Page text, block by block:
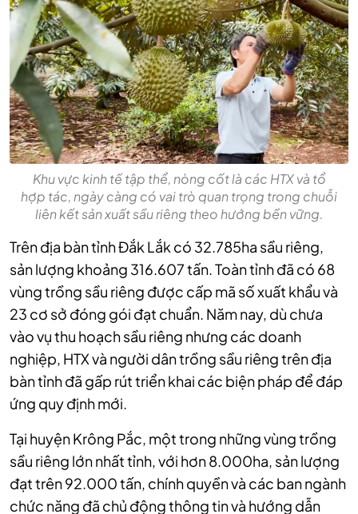
Khu vực kinh tế tập thể, nòng cốt là các HTX và tổ
hợp tác, ngày càng có vai trò quan trọng trong chuỗi
liên kết sản xuất sầu riêng theo hướng bền vững.
Trên địa bàn tỉnh Đắk Lắk có 32.785ha sầu riêng,
sản lượng khoảng 316.607 tấn. Toàn tỉnh đã có 68
vùng trồng sầu riêng được cấp mã số xuất khẩu và
23 cơ sở đóng gói đạt chuẩn. Năm nay, dù chưa
vào vụ thu hoạch sầu riêng nhưng các doanh
nghiệp, HTX và người dân trồng sầu riêng trên địa
bàn tỉnh đã gấp rút triển khai các biện pháp để đáp
ứng quy định mới.
Tại huyện Krông Pắc, một trong những vùng trồng
sầu riêng lớn nhất tỉnh, với hơn 8.000ha, sản lượng
đạt trên 92.000 tấn, chính quyền và các ban ngành
chức năng đã chủ động thông tin và hướng dẫn